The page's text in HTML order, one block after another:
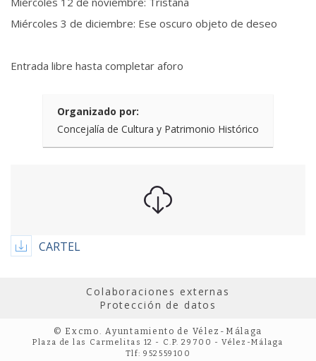
Miércoles 3 de diciembre: Ese oscuro objeto de deseo
Entrada libre hasta completar aforo
Organizado por:
Concejalía de Cultura y Patrimonio Histórico
CARTEL
Colaboraciones externas
Protección de datos
© Excmo. Ayuntamiento de Vélez-Málaga
Plaza de las Carmelitas 12 - C.P. 29700 - Vélez-Málaga
Tlf: 952559100